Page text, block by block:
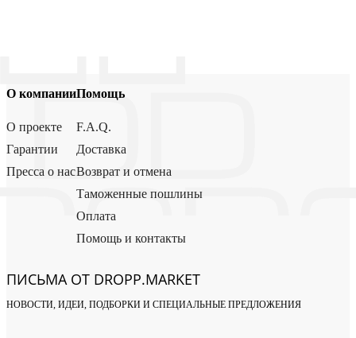
О компании
О проекте
Гарантии
Пресса о нас
Помощь
F.A.Q.
Доставка
Возврат и отмена
Таможенные пошлины
Оплата
Помощь и контакты
ПИСЬМА ОТ DROPP.MARKET
НОВОСТИ, ИДЕИ, ПОДБОРКИ И СПЕЦИАЛЬНЫЕ ПРЕДЛОЖЕНИЯ